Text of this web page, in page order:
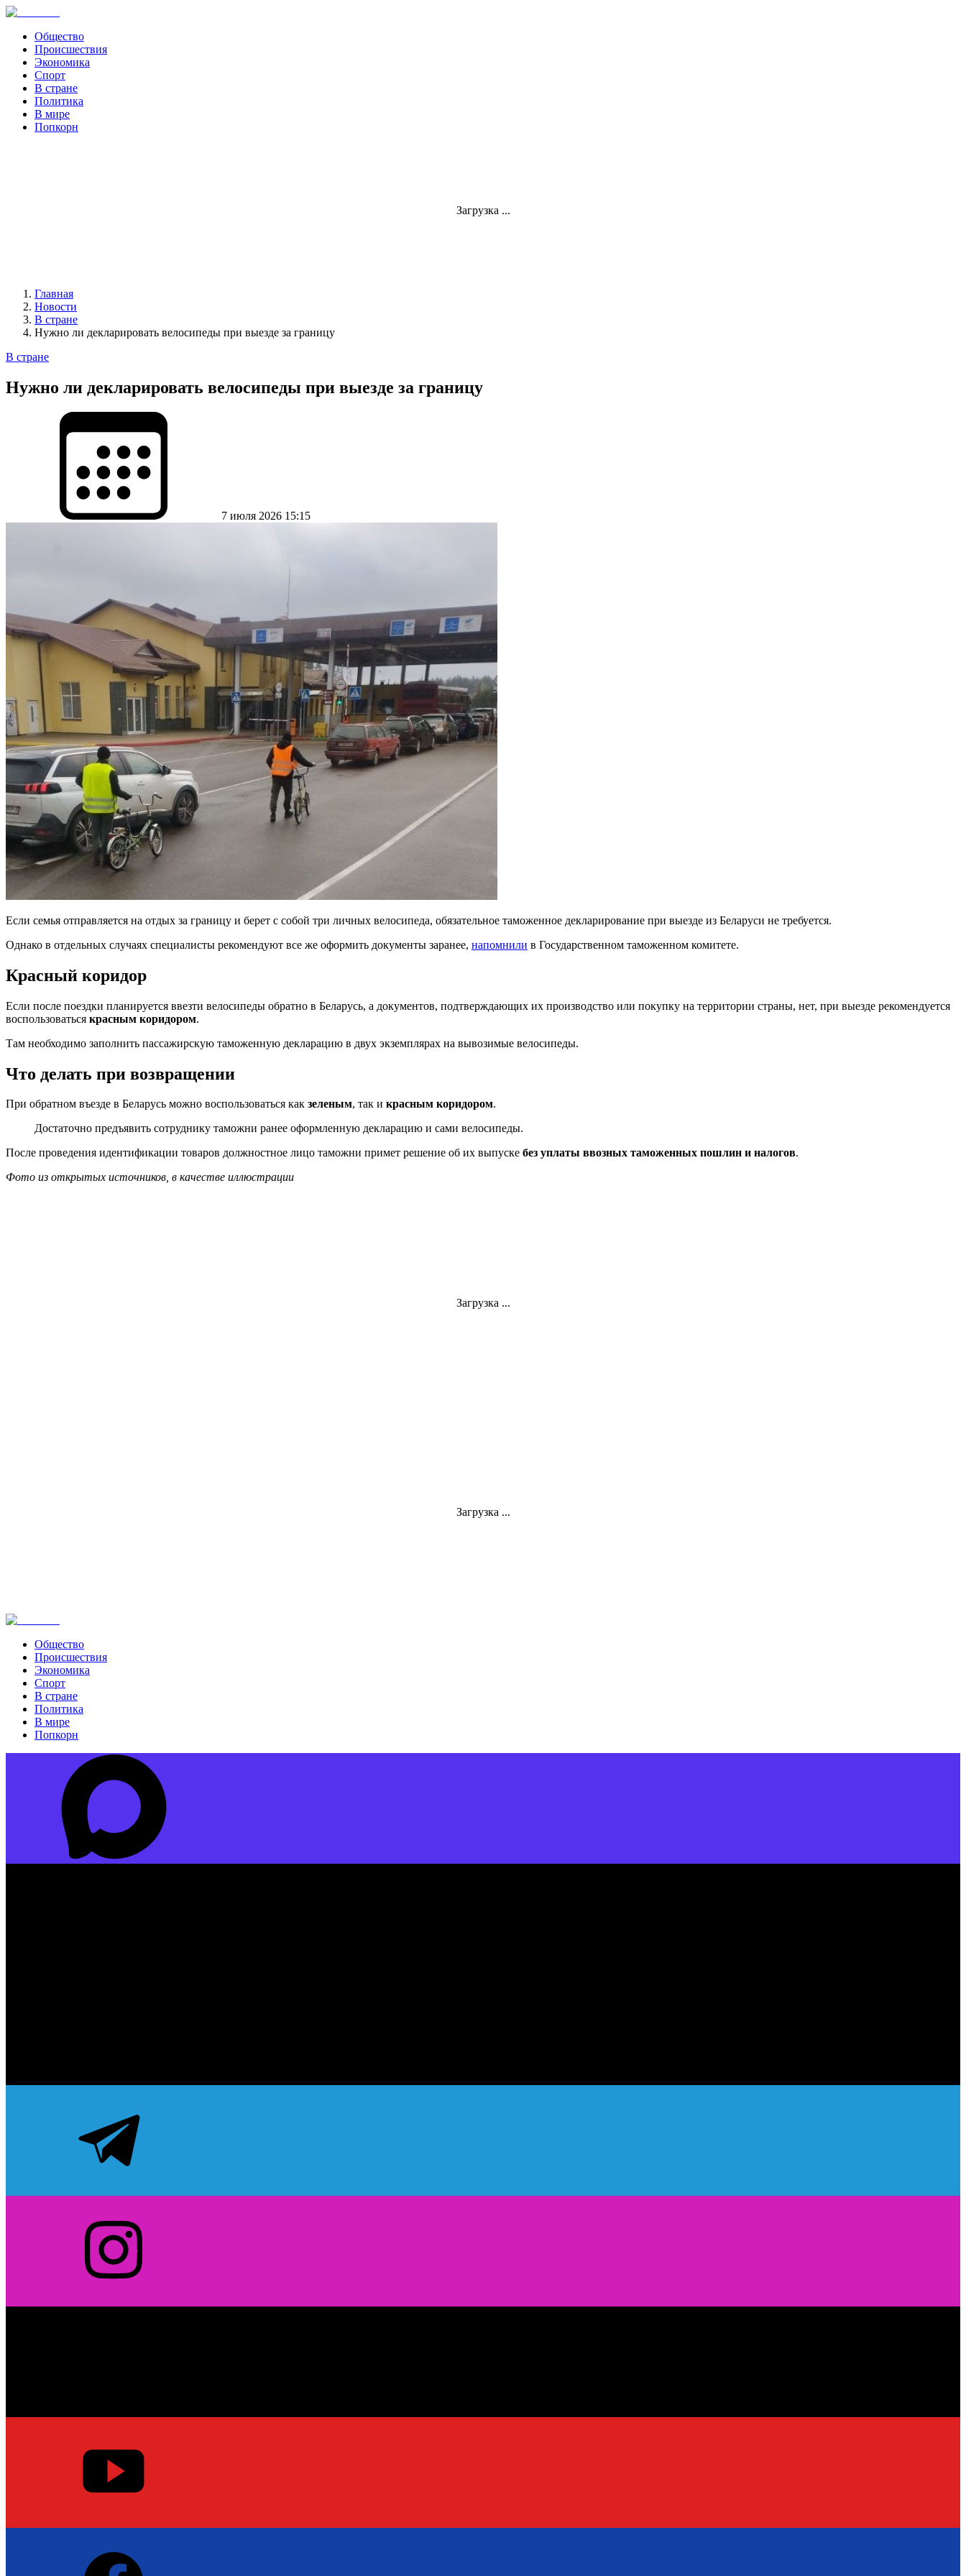
Общество
Происшествия
Экономика
Спорт
В стране
Политика
В мире
Попкорн
Загрузка ...
Главная
Новости
В стране
Нужно ли декларировать велосипеды при выезде за границу
В стране
Нужно ли декларировать велосипеды при выезде за границу
7 июля 2026 15:15
Если семья отправляется на отдых за границу и берет с собой три личных велосипеда, обязательное таможенное декларирование при выезде из Беларуси не требуется.
Однако в отдельных случаях специалисты рекомендуют все же оформить документы заранее, напомнили в Государственном таможенном комитете.
Красный коридор
Если после поездки планируется ввезти велосипеды обратно в Беларусь, а документов, подтверждающих их производство или покупку на территории страны, нет, при выезде рекомендуется
воспользоваться красным коридором.
Там необходимо заполнить пассажирскую таможенную декларацию в двух экземплярах на вывозимые велосипеды.
Что делать при возвращении
При обратном въезде в Беларусь можно воспользоваться как зеленым, так и красным коридором.
Достаточно предъявить сотруднику таможни ранее оформленную декларацию и сами велосипеды.
После проведения идентификации товаров должностное лицо таможни примет решение об их выпуске без уплаты ввозных таможенных пошлин и налогов.
Фото из открытых источников, в качестве иллюстрации
Загрузка ...
Загрузка ...
Общество
Происшествия
Экономика
Спорт
В стране
Политика
В мире
Попкорн